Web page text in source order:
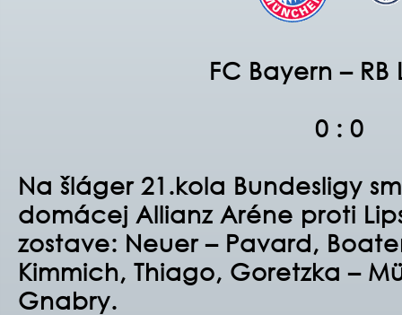
FC Bayern – RB
0 : 0
Na šláger 21.kola Bundesligy
domácej Allianz Aréne proti
zostave: Neuer – Pavard,
Kimmich, Thiago, Goretzka –
Gnabry.